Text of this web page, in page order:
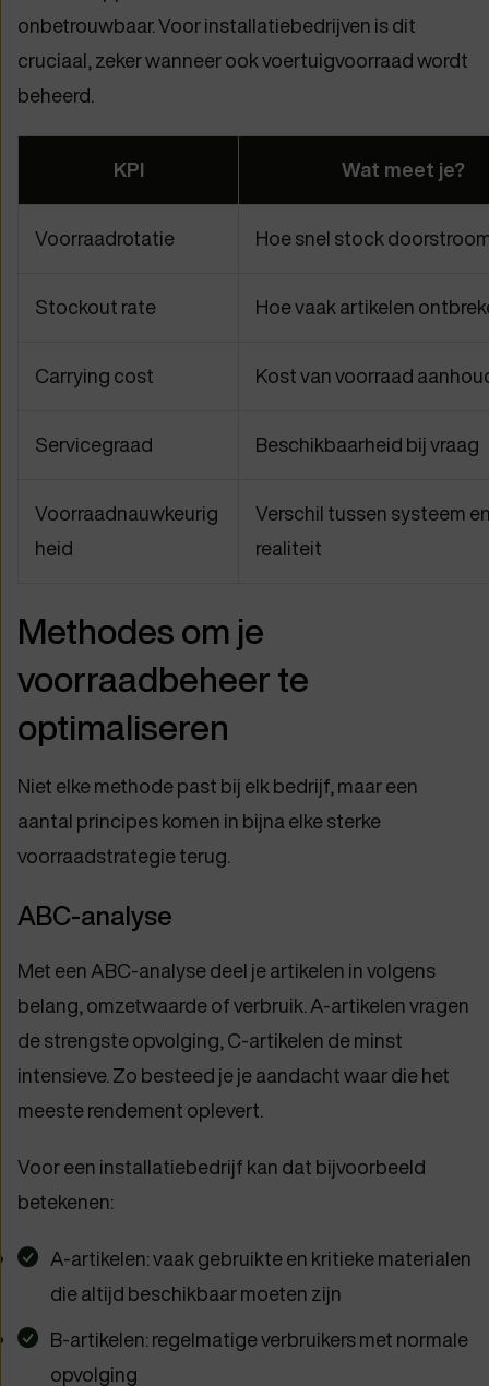
onbetrouwbaar. Voor installatiebedrijven is dit
cruciaal, zeker wanneer ook voertuigvoorraad wordt
beheerd.
KPI Wat meet je?
Voorraadrotatie Hoe snel stock
Stockout rate Hoe vaak artikelen
Carrying cost Kost van voorraad
Servicegraad Beschikbaarheid bij vraag
Voorraadnauwkeurig
heid
Verschil tussen systeem
realiteit
Methodes om je
voorraadbeheer te
optimaliseren
Niet elke methode past bij elk bedrijf, maar een
aantal principes komen in bijna elke sterke
voorraadstrategie terug.
ABC-analyse
Met een ABC-analyse deel je artikelen in volgens
belang, omzetwaarde of verbruik. A-artikelen vragen
de strengste opvolging, C-artikelen de minst
intensieve. Zo besteed je je aandacht waar die het
meeste rendement oplevert.
Voor een installatiebedrijf kan dat bijvoorbeeld
betekenen:
A-artikelen: vaak gebruikte en kritieke materialen
die altijd beschikbaar moeten zijn
B-artikelen: regelmatige verbruikers met normale
opvolging